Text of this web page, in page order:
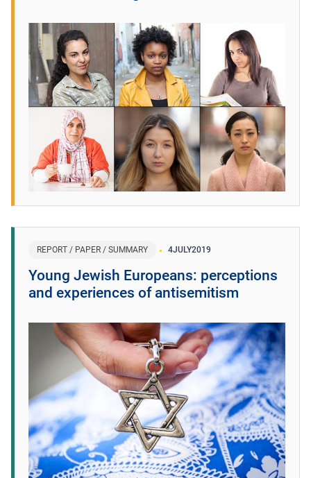
REPORT / PAPER / SUMMARY 4JULY2019
Young Jewish Europeans: perceptions
and experiences of antisemitism